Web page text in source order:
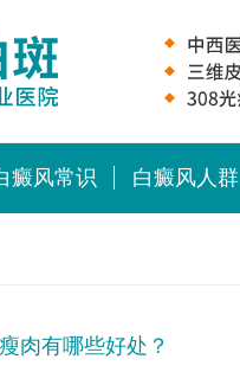
癜风常识 白癜风人群
肉有哪些好处？